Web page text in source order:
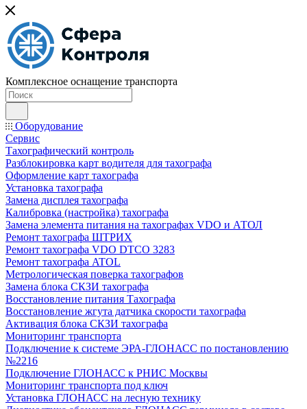
Комплексное оснащение транспорта
Оборудование
Сервис
Тахографический контроль
Разблокировка карт водителя для тахографа
Оформление карт тахографа
Установка тахографа
Замена дисплея тахографа
Калибровка (настройка) тахографа
Замена элемента питания на тахографах VDO и АТОЛ
Ремонт тахографа ШТРИХ
Ремонт тахографа VDO DTCO 3283
Ремонт тахографа ATOL
Метрологическая поверка тахографов
Замена блока СКЗИ тахографа
Восстановление питания Тахографа
Восстановление жгута датчика скорости тахографа
Активация блока СКЗИ тахографа
Мониторинг транспорта
Подключение к системе ЭРА-ГЛОНАСС по постановлению
№2216
Подключение ГЛОНАСС к РНИС Москвы
Мониторинг транспорта под ключ
Установка ГЛОНАСС на лесную технику